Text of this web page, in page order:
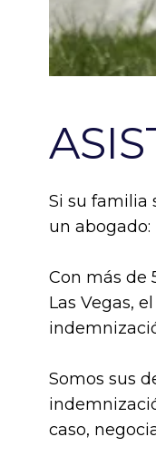
Si su familia
un
Con más de
Las Vegas,
Somos sus
caso,